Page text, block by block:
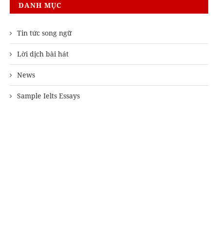
DANH MỤC
Tin tức song ngữ
Lời dịch bài hát
News
Sample Ielts Essays